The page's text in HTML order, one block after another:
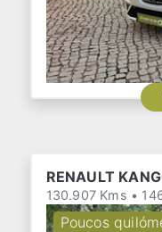
RENAULT
130.907 Kms •
Poucos